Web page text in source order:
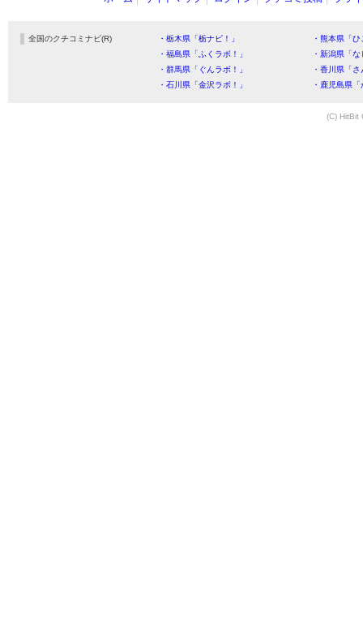
全国のクチコミナビ(R) ・栃木県「栃ナビ！」
・熊本県「
・福島県「ふくラボ！」
・新潟県「
・群馬県「ぐんラボ！」
・香川県「
・石川県「金沢ラボ！」
・鹿児島県
(C) HitBit